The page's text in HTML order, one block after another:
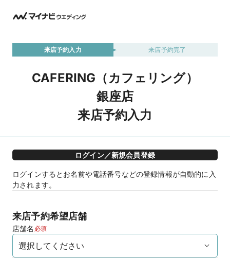
来店予約入力 来店予約完了
CAFERING（カフェリング）
銀座店
来店予約入力
ログイン／新規会員登録
ログインするとお名前や電話番号などの登録情報が自動的に入
力されます。
来店予約希望店舗
店舗名 必須